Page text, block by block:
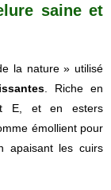
saine et
la nature » utilisé
. Riche en
E, et en esters
émollient pour
apaisant les cuirs